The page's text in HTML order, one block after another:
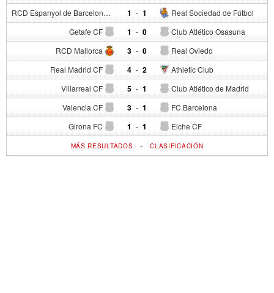
RCD Espanyol de Barcelona 1 - Real Sociedad de Fútbol
1
Getafe CF 1 - Club Atlético Osasuna
0
RCD Mallorca 3 - Real Oviedo
0
Real Madrid CF 4 - Athletic Club
2
Villarreal CF 5 - Club Atlético de Madrid
1
Valencia CF 3 - FC Barcelona
1
Girona FC 1 - Elche CF
1
MÁS RESULTADOS -CLASIFICACIÓN